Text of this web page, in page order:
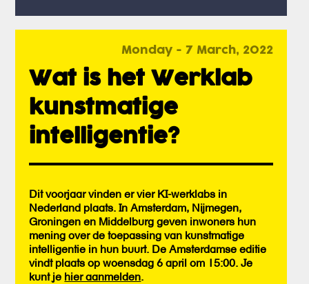
Monday - 7 March, 2022
Wat is het Werklab
kunstmatige
intelligentie?
Dit voorjaar vinden er vier KI-werklabs in
Nederland plaats. In Amsterdam, Nijmegen,
Groningen en Middelburg geven inwoners hun
mening over de toepassing van kunstmatige
intelligentie in hun buurt. De Amsterdamse editie
vindt plaats op woensdag 6 april om 15:00. Je
kunt je hier aanmelden.